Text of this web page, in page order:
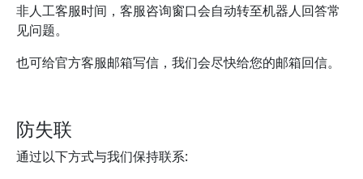
非人工客服时间，客服咨询窗口会自动转至机器人回答常
见问题。
也可给官方客服邮箱写信，我们会尽快给您的邮箱回信。
防失联
通过以下方式与我们保持联系: